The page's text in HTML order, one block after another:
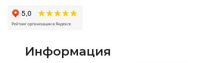
Информация